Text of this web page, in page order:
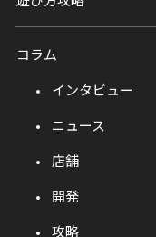
コラム
インタビュー
ニュース
店舗
開発
攻略